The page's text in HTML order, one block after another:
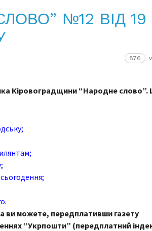
№12 ВІД 19
876
Кіровоградщини “Народне слово”.
ви можете, передплативши газету
“Укрпошти” (передплатний